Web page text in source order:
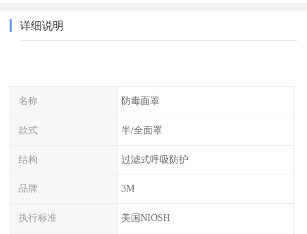
详细说明
名称 防毒面罩
款式 半/全面罩
结构 过滤式呼吸防护
品牌 3M
执行标准 美国NIOSH